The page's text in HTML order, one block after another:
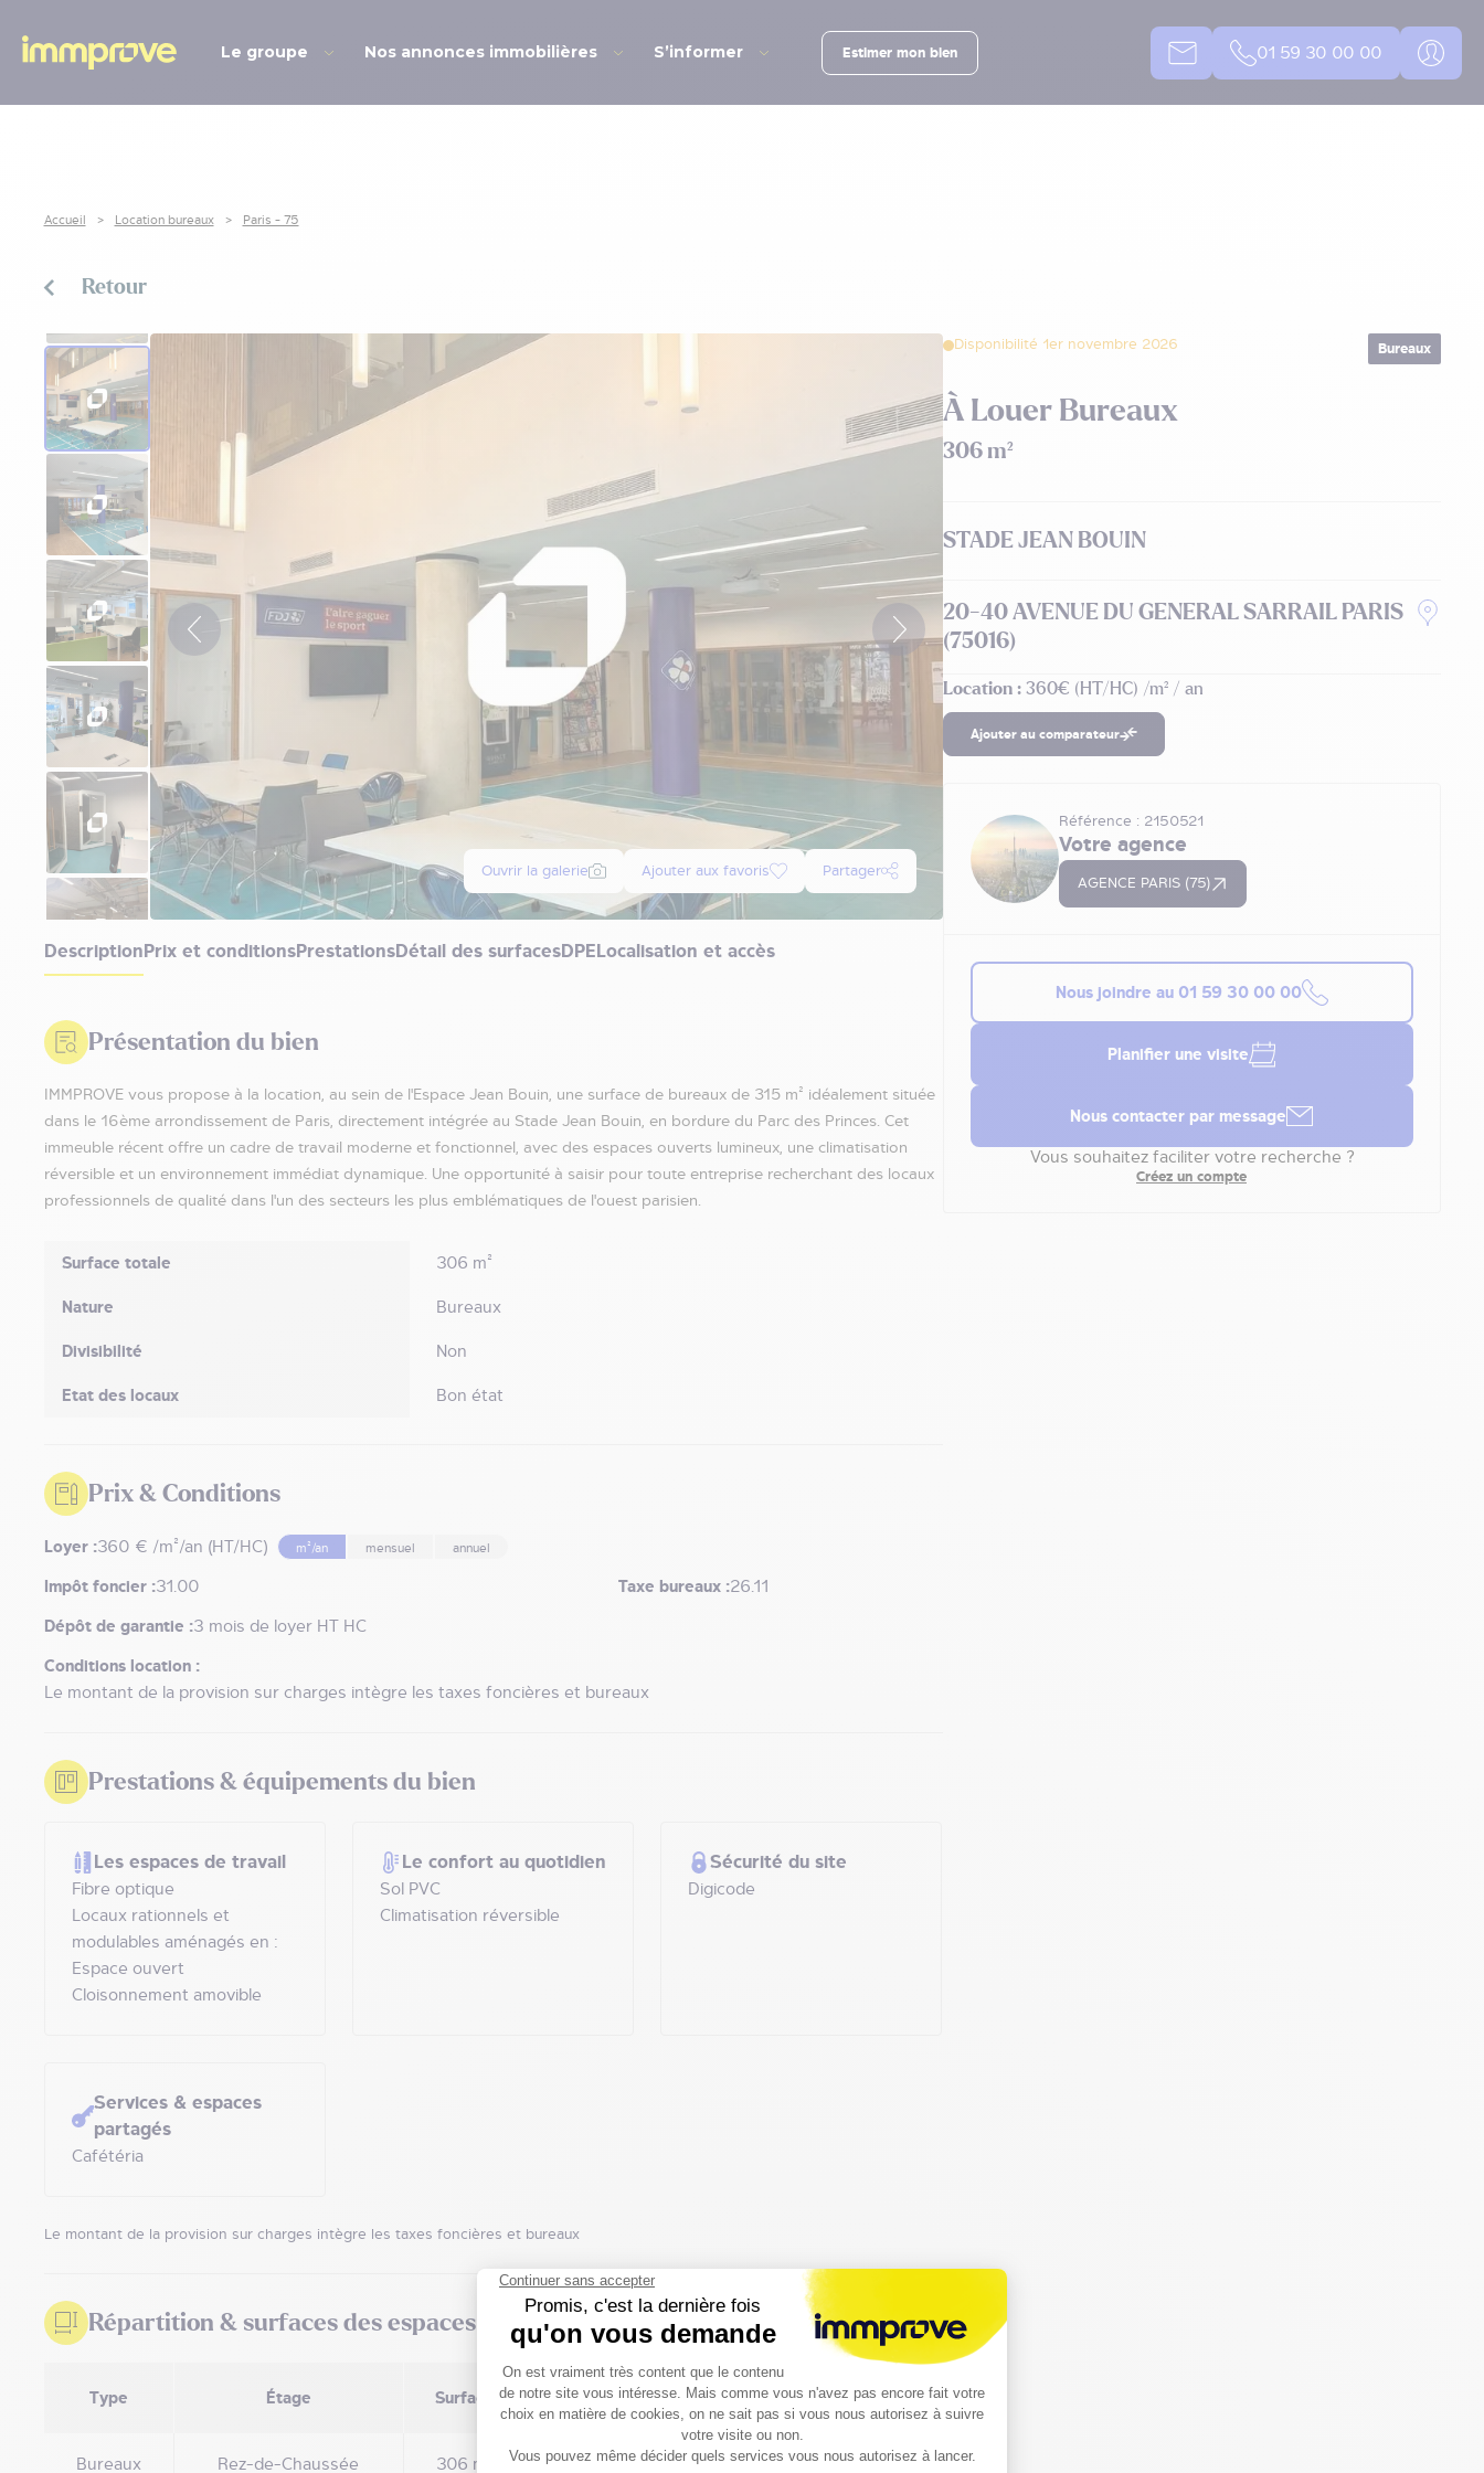
Le groupe Nos annonces immobilières S’informer Estimer mon bien 01 59 30 00 00
Accueil Location bureaux Paris - 75
Retour
Disponibilité 1er novembre 2026 Bureaux
À Louer Bureaux
306 m²
STADE JEAN BOUIN
20-40 AVENUE DU GENERAL SARRAIL PARIS
(75016)
Location : 360€ (HT/HC) /m² / an
Ajouter au comparateur
Référence : 2150521
Votre agence
AGENCE PARIS (75)
Nous joindre au 01 59 30 00 00
Planifier une visite
Nous contacter par message
Vous souhaitez faciliter votre recherche ?
Créez un compte
Ouvrir la galerie Ajouter aux favoris Partager
Description Prix et conditionsPrestationsDétail des surfacesDPE Localisation et accès
Présentation du bien
IMMPROVE vous propose à la location, au sein de l'Espace Jean Bouin, une surface de bureaux de 315 m² idéalement située
dans le 16ème arrondissement de Paris, directement intégrée au Stade Jean Bouin, en bordure du Parc des Princes. Cet
immeuble récent offre un cadre de travail moderne et fonctionnel, avec des espaces ouverts lumineux, une climatisation
réversible et un environnement immédiat dynamique. Une opportunité à saisir pour toute entreprise recherchant des locaux
professionnels de qualité dans l'un des secteurs les plus emblématiques de l'ouest parisien.
Surface totale
Nature
Divisibilité
Etat des locaux
306 m²
Bureaux
Non
Bon état
Prix & Conditions
Loyer :360 € /m²/an (HT/HC) m²/an mensuel annuel
Impôt foncier :31.00 Taxe bureaux :26.11
Dépôt de garantie :3 mois de loyer HT HC
Conditions location :
Le montant de la provision sur charges intègre les taxes foncières et bureaux
Prestations & équipements du bien
Les espaces de travail
Fibre optique
Locaux rationnels et
modulables aménagés en :
Espace ouvert
Cloisonnement amovible
Le confort au quotidien
Sol PVC
Climatisation réversible
Sécurité du site
Digicode
Services & espaces
partagés
Cafétéria
Le montant de la provision sur charges intègre les taxes foncières et bureaux
Répartition & surfaces des espaces
Type Étage Surface
Loyer
(€/m²/an HT HC)
Charges
(€/m²/an HT HC)
Bureaux Rez-de-Chaussée 306 m² 360.00 213.00